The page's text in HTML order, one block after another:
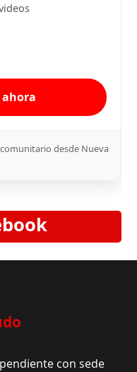
desde Nueva
con sede